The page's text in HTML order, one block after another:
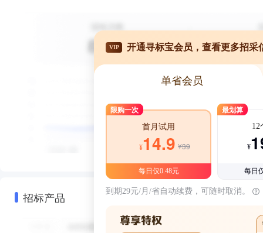
招标产品
VIP 开通寻标宝会员，查看更多招采
单省会员
限购一次
首月试用
¥14.9 ¥39
每日仅0.48元
最划算
12
¥
每日
到期29元/月/省自动续费，可随时取消。